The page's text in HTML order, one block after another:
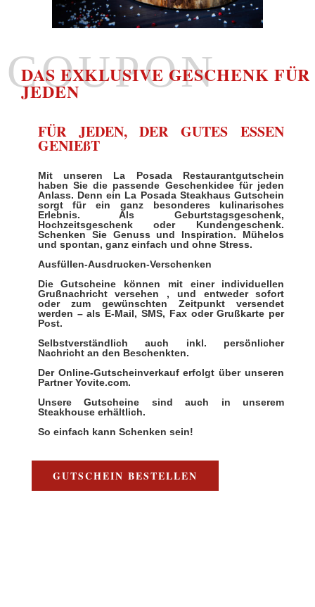
COUPON
DAS EXKLUSIVE GESCHENK FÜR
JEDEN
FÜR JEDEN, DER GUTES ESSEN
GENIEßT
Mit unseren La Posada Restaurantgutschein
haben Sie die passende Geschenkidee für jeden
Anlass. Denn ein La Posada Steakhaus Gutschein
sorgt für ein ganz besonderes kulinarisches
Erlebnis. Als Geburtstagsgeschenk,
Hochzeitsgeschenk oder Kundengeschenk.
Schenken Sie Genuss und Inspiration. Mühelos
und spontan, ganz einfach und ohne Stress.
Ausfüllen-Ausdrucken-Verschenken
Die Gutscheine können mit einer individuellen
Grußnachricht versehen , und entweder sofort
oder zum gewünschten Zeitpunkt versendet
werden – als E-Mail, SMS, Fax oder Grußkarte per
Post.
Selbstverständlich auch inkl. persönlicher
Nachricht an den Beschenkten.
Der Online-Gutscheinverkauf erfolgt über unseren
Partner Yovite.com.
Unsere Gutscheine sind auch in unserem
Steakhouse erhältlich.
So einfach kann Schenken sein!
GUTSCHEIN BESTELLEN